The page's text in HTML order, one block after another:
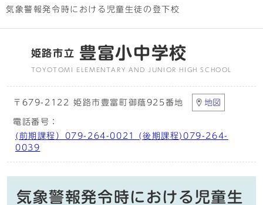
気象警報発令時における児童生徒の登下校
姫路市立 豊富小中学校
TOYOTOMI ELEMENTARY AND JUNIOR HIGH SCHOOL
〒679-2122 姫路市豊富町御蔭925番地 地図
電話番号：
(前期課程）079-264-0021 (後期課程)079-264-
0039
気象警報発令時における児童生